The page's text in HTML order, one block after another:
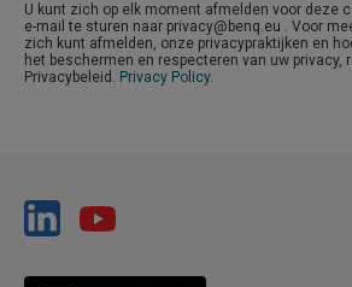
U kunt zich op elk moment afmelden voor deze
e-mail te sturen naar privacy@benq.eu . Voor
zich kunt afmelden, onze privacypraktijken en
het beschermen en respecteren van uw privacy,
Privacybeleid. Privacy Policy.